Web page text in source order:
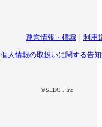
運営情報・標識 利用
個人情報の取扱いに関する告
©SEEC . Inc